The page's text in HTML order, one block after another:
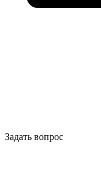
Задать вопрос